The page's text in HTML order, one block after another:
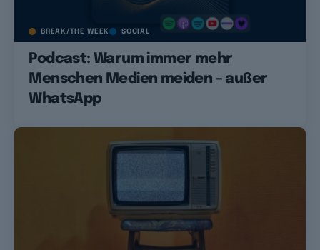
BREAK/THE WEEK SOCIAL
Podcast: Warum immer mehr
Menschen Medien meiden – außer
WhatsApp